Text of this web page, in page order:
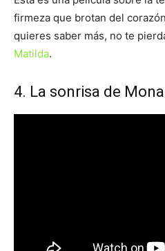
firmeza que brotan del
quieres saber más, no te
Matilda.
4. La sonrisa de